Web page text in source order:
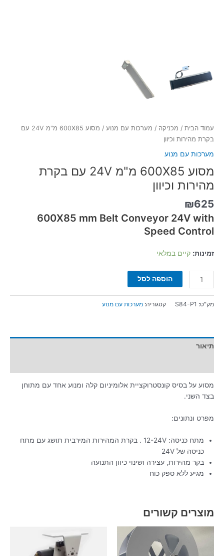
עמוד הבית / מכניקה / מערכות עם מנוע
/ מסוע 600X85 מ"מ 24V עם
בקרת מהירות וכיוון
מערכות עם מנוע
מסוע 600X85 מ"מ 24V עם בקרת
מהירות וכיוון
₪625
600X85 mm Belt Conveyor 24V with
Speed Control
זמינות: קיים במלאי
הוספה לסל
מק"ט: S84-P1 קטגוריה: מערכות עם מנוע
תיאור
מסוע על בסיס קונסטרוקציית אלומיניום קלה ומנוע אחד עם מתוחן
בצד השני.
מפרט ונתונים:
מתח כניסה: 12-24V . בקרת המהירות המירבית תושג עם מתח
כניסה של 24V
בקר מהירות, עצירה ושינוי כיוון התנועה
מגיע ללא ספק כוח
מוצרים קשורים